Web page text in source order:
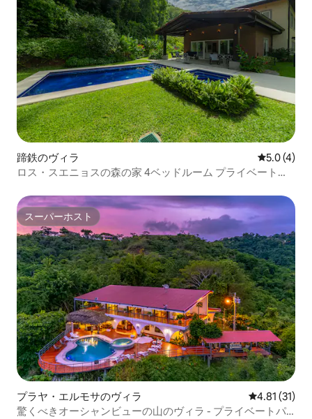
蹄鉄のヴィラ レビュー4
5.0 (4)
ロス・スエニョスの森の家 4ベッドルーム プライベートプ
スーパーホスト
スーパーホスト
プラヤ・エルモサのヴィラ レビュー31
4.81 (31)
驚くべきオーシャンビューの山のヴィラ - プライベートパ